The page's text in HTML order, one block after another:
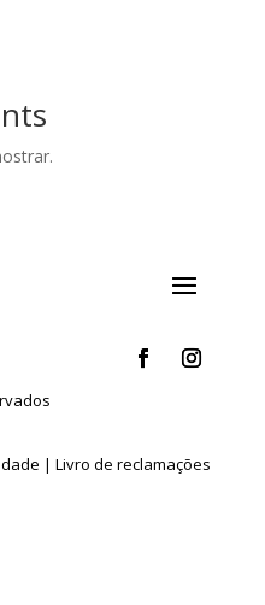
|Livro de reclamações